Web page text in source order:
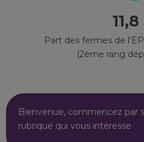
11,8
Part des fermes de
(2ème rang
Bienvenue, commencez par
rubrique qui vous intéresse